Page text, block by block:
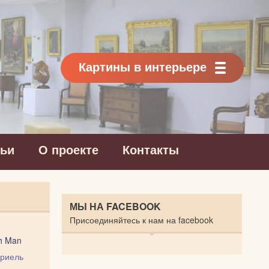
Картины в интерьере
О проекте Контакты
Man
МЫ НА FACEBOOK
Присоединяйтесь к нам на facebook